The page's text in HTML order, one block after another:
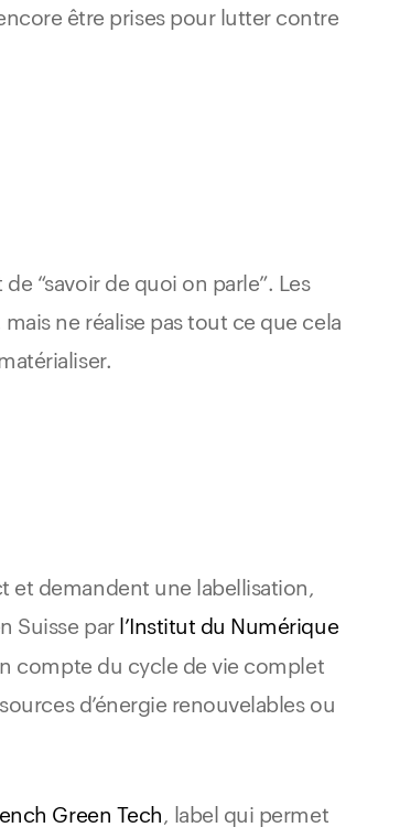
être prises pour lutter contre
“savoir de quoi on parle”. Les
ne réalise pas tout ce que cela
et demandent une labellisation,
Suisse parl’Institut du Numérique
compte du cycle de vie complet
d’énergie renouvelables ou
Green Tech , label qui permet